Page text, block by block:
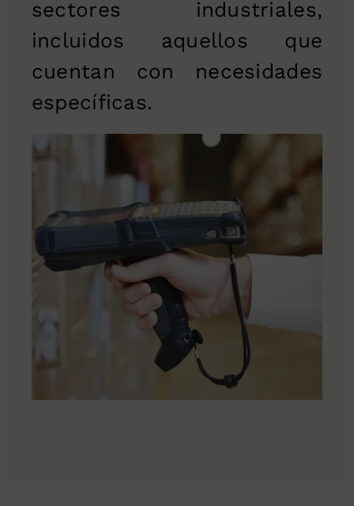
sectores industriales,
incluidos aquellos que
cuentan con necesidades
específicas.